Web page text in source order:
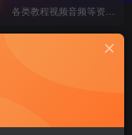
电子书籍下载...